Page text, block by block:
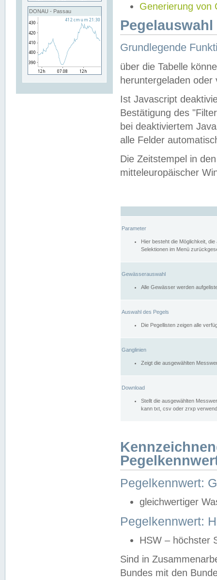
DONAU - Passau
Generierung von
Grundlegende
über die Tabelle
heruntergeladen oder
Ist Javascript
Bestätigung des
bei deaktiviertem
alle Felder
Die Zeitstempel in
mitteleuropäischer
Parameter
Hier besteht die Möglichkeit,
Selektionen im Menü
Gewässerauswahl
Alle Gewässer werden
Auswahl des Pegels
Die Pegellisten zeigen alle
Ganglinien
Zeigt die ausgewählten
Download
Stellt die ausgewählten
kann txt, csv oder zrxp
Pegelkennwert:
gleichwertiger
Pegelkennwert:
HSW – höchster
Sind in
Bundes mit den